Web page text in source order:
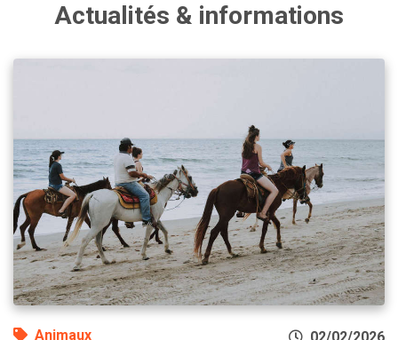
Actualités & informations
Animaux